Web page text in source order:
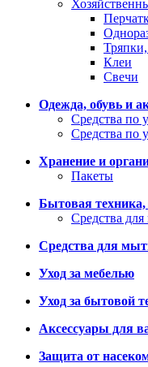
Клеи
Свечи
Одежда, обувь и
Средства по
Средства по
Хранение и
Пакеты
Бытовая техника,
Средства
Средства для
Уход за мебелью
Уход за бытовой
Аксессуары для
Защита от